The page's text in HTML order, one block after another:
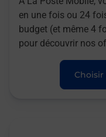
en une fois ou 24
budget (et même 4
pour découvrir nos